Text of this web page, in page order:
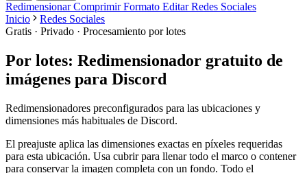
RedimensionarComprimirFormato EditarRedes Sociales
Inicio
Redes Sociales
Gratis · Privado · Procesamiento por lotes
Por lotes: Redimensionador gratuito de
imágenes para Discord
Redimensionadores preconfigurados para las ubicaciones y
dimensiones más habituales de Discord.
El preajuste aplica las dimensiones exactas en píxeles requeridas
para esta ubicación. Usa cubrir para llenar todo el marco o contener
para conservar la imagen completa con un fondo. Todo el